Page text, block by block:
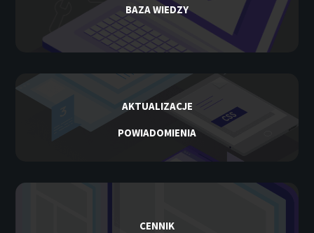
BAZA WIEDZY
AKTUALIZACJE
POWIADOMIENIA
CENNIK